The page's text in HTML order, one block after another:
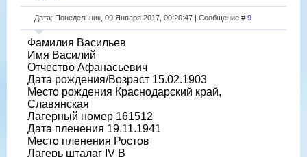
Дата: Понедельник, 09 Января 2017, 00:20:47 | Сообщение # 9
Фамилия Васильев
Имя Василий
Отчество Афанасьевич
Дата рождения/Возраст 15.02.1903
Место рождения Краснодарский край,
Славянская
Лагерный номер 161512
Дата пленения 19.11.1941
Место пленения Ростов
Лагерь шталаг IV B